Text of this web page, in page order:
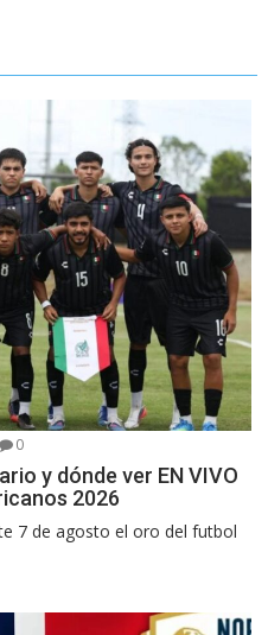
0
y dónde ver EN VIVO
2026
7 de agosto el oro del futbol